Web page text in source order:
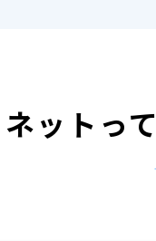
ネットって